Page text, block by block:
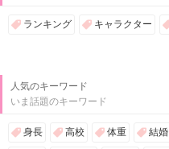
ランキング キャラクター
人気のキーワード
いま話題のキーワード
身長 高校 体重 結婚